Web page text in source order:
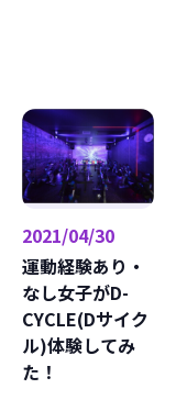
2021/04/30
運動経験あり・
なし女子がD-
CYCLE(Dサイク
ル)体験してみ
た！